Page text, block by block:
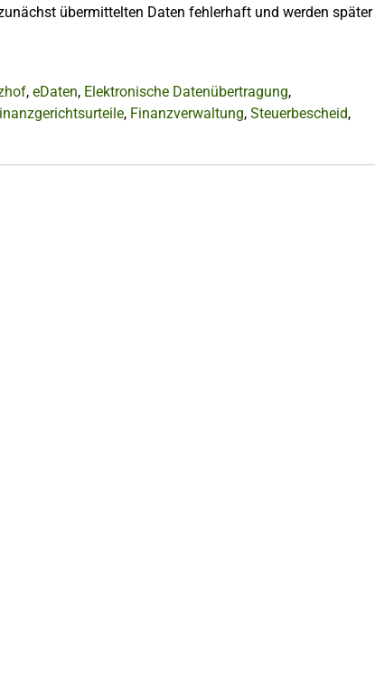
übermittelten Daten fehlerhaft und werden später
, eDaten, Elektronische Datenübertragung,
, Finanzverwaltung, Steuerbescheid,